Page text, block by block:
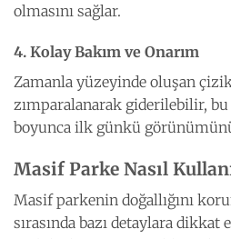
olmasını sağlar.
4. Kolay Bakım ve Onarım
Zamanla yüzeyinde oluşan
zımparalanarak giderilebilir, bu
boyunca ilk günkü
Masif Parke Nasıl
Masif parkenin doğallığını
sırasında bazı detaylara